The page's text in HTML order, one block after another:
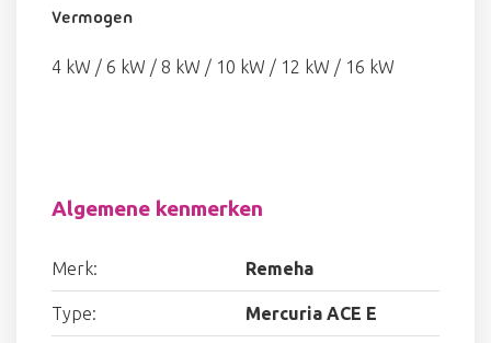
Vermogen
4 kW / 6 kW / 8 kW / 10 kW / 12 kW / 16 kW
Algemene kenmerken
Merk: Remeha
Type: Mercuria ACE E